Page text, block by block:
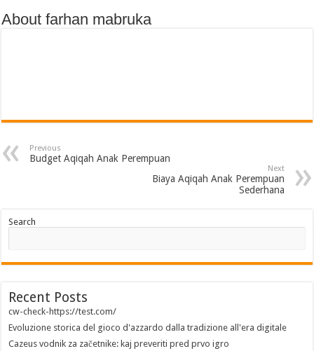
About farhan mabruka
Previous
Budget Aqiqah Anak Perempuan
Next
Biaya Aqiqah Anak Perempuan
Sederhana
Search
Recent Posts
cw-check-https://test.com/
Evoluzione storica del gioco d'azzardo dalla tradizione all'era digitale
Cazeus vodnik za začetnike: kaj preveriti pred prvo igro